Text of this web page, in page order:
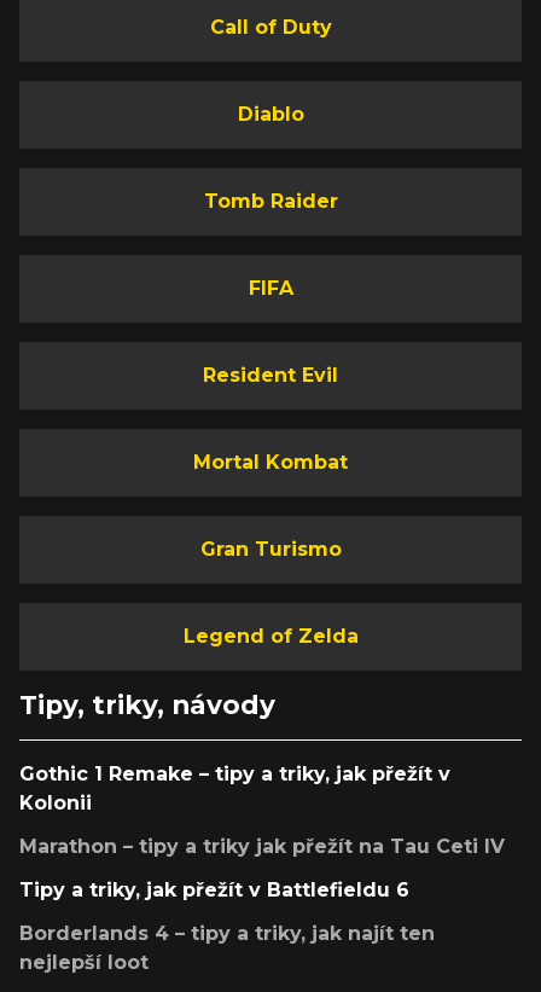
Call of Duty
Diablo
Tomb Raider
FIFA
Resident Evil
Mortal Kombat
Gran Turismo
Legend of Zelda
Tipy, triky, návody
Gothic 1 Remake – tipy a triky, jak přežít v
Kolonii
Marathon – tipy a triky jak přežít na Tau Ceti IV
Tipy a triky, jak přežít v Battlefieldu 6
Borderlands 4 – tipy a triky, jak najít ten
nejlepší loot